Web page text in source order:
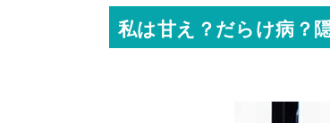
私は甘え？だらけ病？